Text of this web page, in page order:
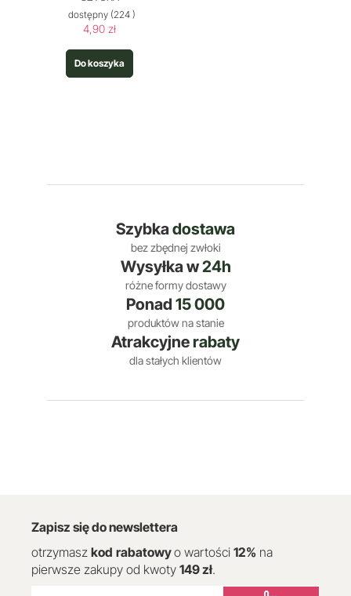
dostępny(224 )
4,90 zł
Do koszyka
Szybkadostawa
bez zbędnej zwłoki
Wysyłka w24h
różne formy dostawy
Ponad 15 000
produktów na stanie
Atrakcyjnerabaty
dla stałych klientów
Zapisz się do newslettera
otrzymasz kod rabatowyo wartości 12% na
pierwsze zakupy od kwoty 149 zł.